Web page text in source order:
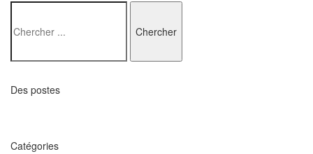
Des postes
Catégories